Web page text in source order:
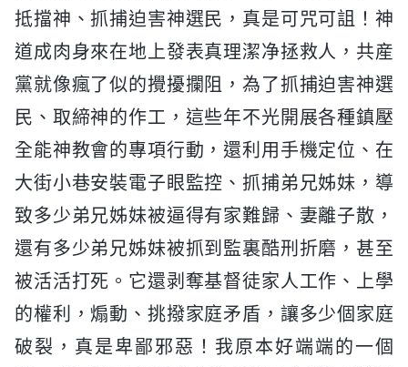
抵擋神、抓捕迫害神選民，真是可咒可詛！神
道成肉身來在地上發表真理潔净拯救人，共産
黨就像瘋了似的攪擾攔阻，為了抓捕迫害神選
民、取締神的作工，這些年不光開展各種鎮壓
全能神教會的專項行動，還利用手機定位、在
大街小巷安裝電子眼監控、抓捕弟兄姊妹，導
致多少弟兄姊妹被逼得有家難歸、妻離子散，
還有多少弟兄姊妹被抓到監裏酷刑折磨，甚至
被活活打死。它還剥奪基督徒家人工作、上學
的權利，煽動、挑撥家庭矛盾，讓多少個家庭
破裂，真是卑鄙邪惡！我原本好端端的一個